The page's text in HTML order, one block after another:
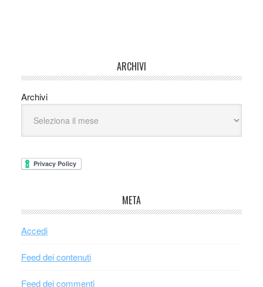
ARCHIVI
Archivi
META
Accedi
Feed dei contenuti
Feed dei commenti